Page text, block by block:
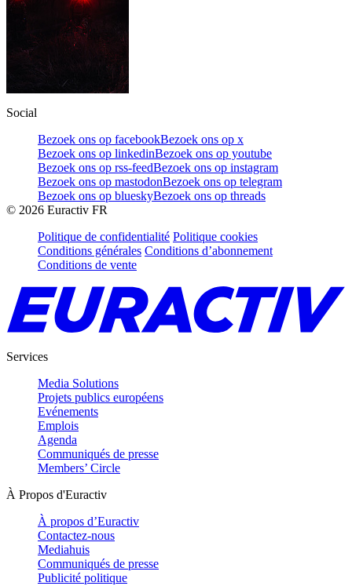
Social
Bezoek ons op facebookBezoek ons op x
Bezoek ons op linkedinBezoek ons op youtube
Bezoek ons op rss-feedBezoek ons op instagram
Bezoek ons op mastodonBezoek ons op telegram
Bezoek ons op blueskyBezoek ons op threads
© 2026 Euractiv FR
Politique de confidentialité Politique cookies
Conditions générales Conditions d’abonnement
Conditions de vente
Services
Media Solutions
Projets publics européens
Evénements
Emplois
Agenda
Communiqués de presse
Members’ Circle
À Propos d'Euractiv
À propos d’Euractiv
Contactez-nous
Mediahuis
Communiqués de presse
Publicité politique